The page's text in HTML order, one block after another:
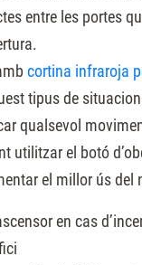
entre les portes
cortina infraroja
tipus de
qualsevol
utilitzar el botó
el millor ús del
en cas